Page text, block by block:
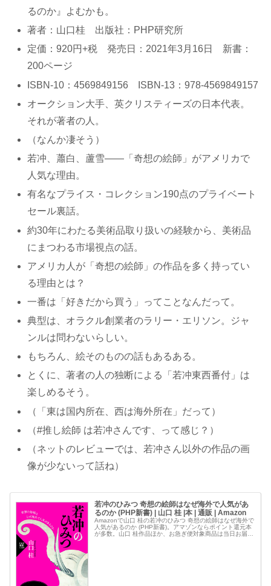
るのか』よむかも。
著者：山口桂 出版社：PHP研究所
定価：920円+税 発売日：2021年3月16日 新書：
200ページ
ISBN-10：4569849156 ISBN-13：978-4569849157
オークション大手、英クリスティーズの日本代表。
それが著者の人。
（なんか凄そう）
若冲、蕭白、蘆雪――「奇想の絵師」がアメリカで
人気な理由。
有名なプライス・コレクション190点のプライベート
セール裏話。
約30年にわたる美術品取り扱いの経験から、美術品
にまつわる市場視点の話。
アメリカ人が「奇想の絵師」の作品を多く持ってい
る理由とは？
一番は「好きだから買う」ってことなんだって。
典型は、オラクル創業者のラリー・エリソン。ジャ
ンルは問わないらしい。
もちろん、絵そのものの話もあるある。
とくに、著者の人の独断による「若冲東西番付」は
楽しめるそう。
（「東は国内所在、西は海外所在」だって）
（#推し絵師 は若冲さんです、って感じ？）
（ネットのレビューでは、若冲さん以外の作品の画
像が少ないって話ね）
若冲のひみつ 奇想の絵師はなぜ海外で人気があ
るのか (PHP新書) | 山口 桂 |本 | 通販 | Amazon
Amazonで山口 桂の若冲のひみつ 奇想の絵師はなぜ海外で
人気があるのか (PHP新書)。アマゾンならポイント還元本
が多数。山口 桂作品ほか、お急ぎ便対象商品は当日お届け